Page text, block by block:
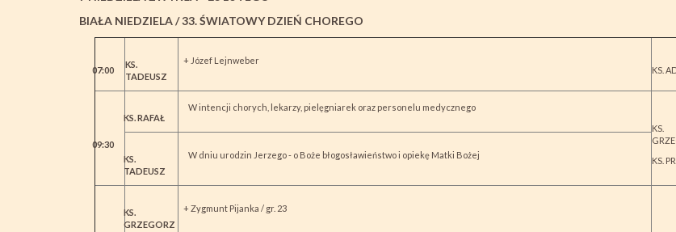
BIAŁA NIEDZIELA/ 33. ŚWIATOWY DZIEŃ CHOREGO
07:00
KS.
TADEUSZ
+ Józef Lejnweber
KS.
09:30
KS. RAFAŁ
W intencji chorych, lekarzy, pielęgniarek oraz personelu medycznego
KS.
KS.
KS.
TADEUSZ
W dniu urodzin Jerzego - o Boże błogosławieństwo i opiekę Matki Bożej
KS.
GRZEGORZ
+ Zygmunt Pijanka / gr. 23